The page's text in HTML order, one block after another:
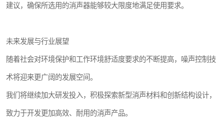
建议，确保所选用的消声器能够较大限度地满足使用要求。
未来发展与行业展望
随着社会对环境保护和工作环境舒适度要求的不断提高，噪声控制技
术将迎来更广阔的发展空间。
我们将继续加大研发投入，积极探索新型消声材料和创新结构设计，
致力于开发更加高效、耐用的消声产品。